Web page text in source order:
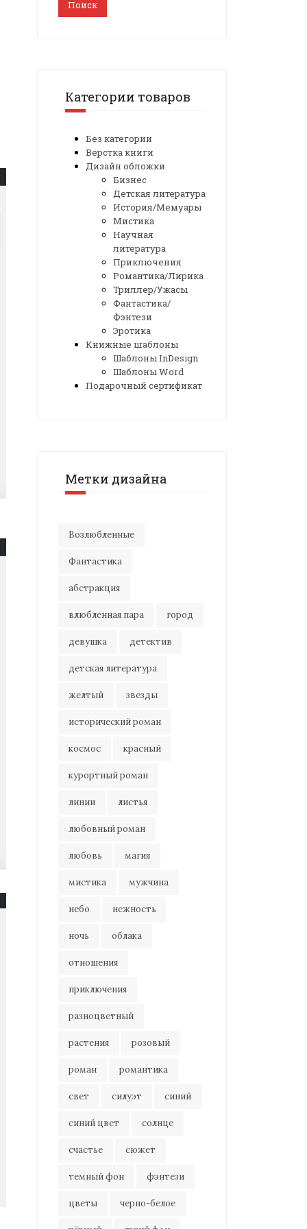
Поиск
Категории товаров
Без категории
Верстка книги
Дизайн обложки
Бизнес
Детская литература
История/Мемуары
Мистика
Научная
литература
Приключения
Романтика/Лирика
Триллер/Ужасы
Фантастика/
Фэнтези
Эротика
Книжные шаблоны
Шаблоны InDesign
Шаблоны Word
Подарочный сертификат
Метки дизайна
Возлюбленные
Фантастика
абстракция
влюбленная пара город
девушка детектив
детская литература
желтый звезды
исторический роман
космос красный
курортный роман
линии листья
любовный роман
любовь магия
мистика мужчина
небо нежность
ночь облака
отношения
приключения
разноцветный
растения розовый
роман романтика
свет силуэт синий
синий цвет солнце
счастье сюжет
темный фон фэнтези
цветы черно-белое